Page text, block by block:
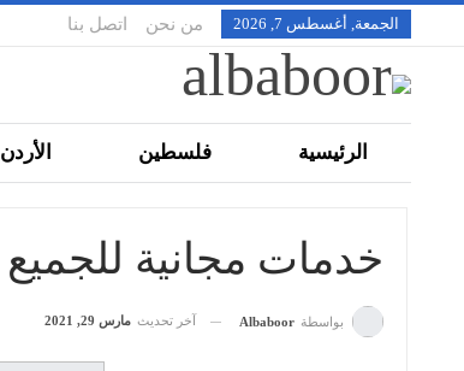
الجمعة, أغسطس 7, 2026 من نحن اتصل بنا
الرئيسية فلسطين الأردن
خدمات مجانية للجميع
بواسطة Albaboor آخر تحديث مارس 29, 2021